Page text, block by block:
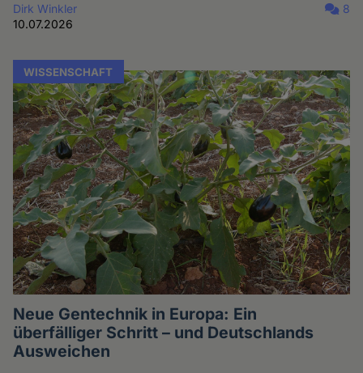
Dirk Winkler
10.07.2026
8
WISSENSCHAFT
Neue Gentechnik in Europa: Ein
überfälliger Schritt – und Deutschlands
Ausweichen